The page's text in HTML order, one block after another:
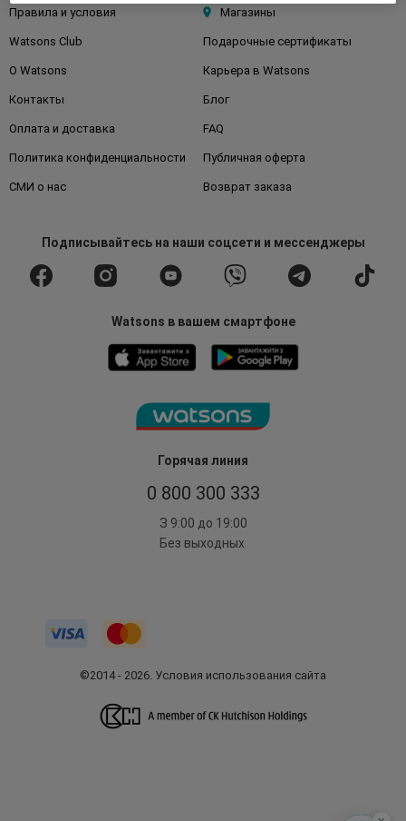
Горячая линия
0 800 300 333
З 9:00 до 19:00
Без выходных
Правила и условия Магазины
Watsons Club Подарочные сертификаты
О Watsons Карьера в Watsons
Контакты Блог
Оплата и доставка FAQ
Политика конфиденциальности Публичная оферта
СМИ о нас Возврат заказа
Подписывайтесьна наши соцсети и мессенджеры
Watsons в вашем смартфоне
©2014 - 2026. Условия использования сайта